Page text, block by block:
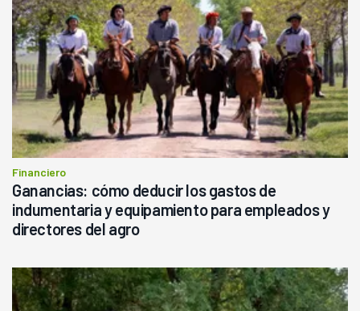
Financiero
Ganancias: cómo deducir los gastos de
indumentaria y equipamiento para empleados y
directores del agro